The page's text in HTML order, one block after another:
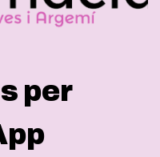
per